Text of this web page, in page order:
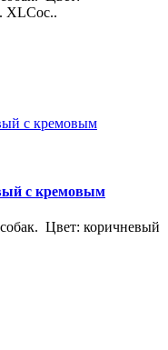
XLСос..
с кремовым
Цвет: коричневый